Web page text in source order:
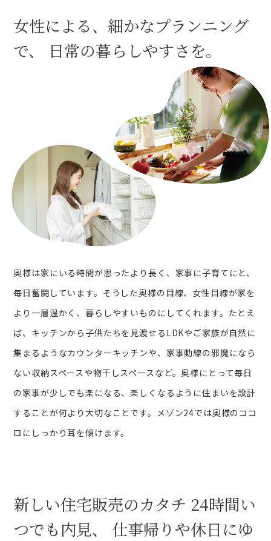
女性による、細かなプランニング
で、
日常の暮らしやすさを。
奥様は家にいる時間が思ったより長く、家事に子育てにと、
毎日奮闘しています。そうした奥様の目線、女性目線が家を
より一層温かく、暮らしやすいものにしてくれます。たとえ
ば、キッチンから子供たちを見渡せるLDKやご家族が自然に
集まるようなカウンターキッチンや、家事動線の邪魔になら
ない収納スペースや物干しスペースなど。奥様にとって毎日
の家事が少しでも楽になる、楽しくなるように住まいを設計
することが何より大切なことです。メゾン24では奥様のココ
ロにしっかり耳を傾けます。
新しい住宅販売のカタチ 24時間い
つでも内見、
仕事帰りや休日にゆ